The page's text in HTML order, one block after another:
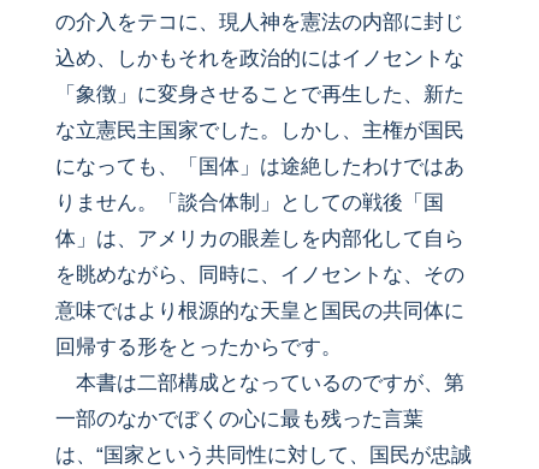
の介入をテコに、現人神を憲法の内部に封じ
込め、しかもそれを政治的にはイノセントな
「象徴」に変身させることで再生した、新た
な立憲民主国家でした。しかし、主権が国民
になっても、「国体」は途絶したわけではあ
りません。「談合体制」としての戦後「国
体」は、アメリカの眼差しを内部化して自ら
を眺めながら、同時に、イノセントな、その
意味ではより根源的な天皇と国民の共同体に
回帰する形をとったからです。
本書は二部構成となっているのですが、第
一部のなかでぼくの心に最も残った言葉
は、“国家という共同性に対して、国民が忠誠